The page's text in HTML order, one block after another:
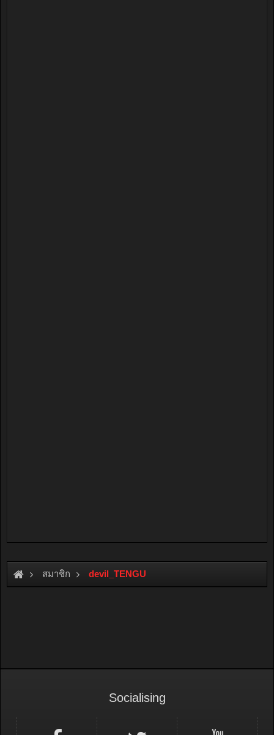
สมาชิก devil_TENGU
Socialising